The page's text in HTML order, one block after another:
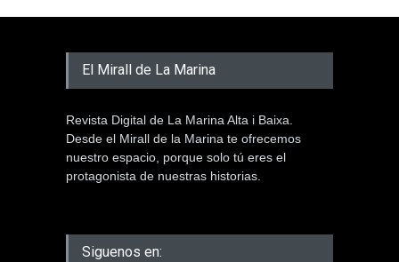
El Mirall de La Marina
Revista Digital de La Marina Alta i Baixa.
Desde el Mirall de la Marina te ofrecemos
nuestro espacio, porque solo tú eres el
protagonista de nuestras historias.
Siguenos en: